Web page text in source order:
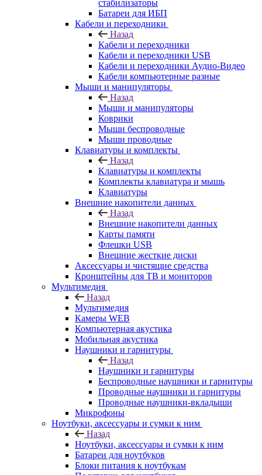
стабилизаторы
Батареи для ИБП
Кабели и переходники
Назад
Кабели и переходники
Кабели и переходники USB
Кабели и переходники Аудио-Видео
Кабели компьютерные разные
Мыши и манипуляторы
Назад
Мыши и манипуляторы
Коврики
Мыши беспроводные
Мыши проводные
Клавиатуры и комплекты
Назад
Клавиатуры и комплекты
Комплекты клавиатура и мышь
Клавиатуры
Внешние накопители данных
Назад
Внешние накопители данных
Карты памяти
Флешки USB
Внешние жесткие диски
Аксессуары и чистящие средства
Кронштейны для ТВ и мониторов
Мультимедия
Назад
Мультимедия
Камеры WEB
Компьютерная акустика
Мобильная акустика
Наушники и гарнитуры
Назад
Наушники и гарнитуры
Беспроводные наушники и гарнитуры
Проводные наушники и гарнитуры
Проводные наушники-вкладыши
Микрофоны
Ноутбуки, аксессуары и сумки к ним
Назад
Ноутбуки, аксессуары и сумки к ним
Батареи для ноутбуков
Блоки питания к ноутбукам